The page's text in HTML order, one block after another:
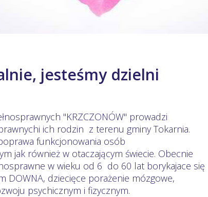
jesteśmy dzielni
"KRZCZONÓW" prowadzi
ich rodzin z terenu gminy Tokarnia.
funkcjonowania osób
jak również w otaczającym świecie. Obecnie
w wieku od 6 do 60 lat borykajace się
DOWNA, dziecięce porażenie mózgowe,
psychicznym i fizycznym.